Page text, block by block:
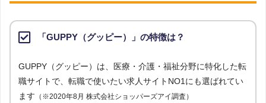
「GUPPY（グッピー）」の特徴は？
GUPPY（グッピー）は、医療・介護・福祉分野に特化した転
職サイトで、転職で使いたい求人サイトNO1にも選ばれてい
ます （※2020年8月 株式会社ショッパーズアイ調査）